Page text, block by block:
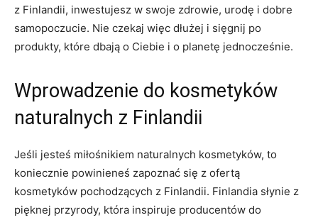
z ⁤Finlandii, inwestujesz w swoje zdrowie,⁢ urodę i dobre
samopoczucie. Nie czekaj więc dłużej⁣ i⁤ sięgnij po
produkty, które dbają o Ciebie i o planetę jednocześnie.
Wprowadzenie do kosmetyków
naturalnych⁢ z Finlandii
Jeśli jesteś miłośnikiem naturalnych kosmetyków, to
koniecznie powinieneś zapoznać⁤ się z ofertą
kosmetyków ⁢pochodzących z Finlandii. Finlandia słynie z
pięknej przyrody, która‌ inspiruje producentów do